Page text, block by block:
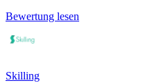
Bewertung lesen
Skilling